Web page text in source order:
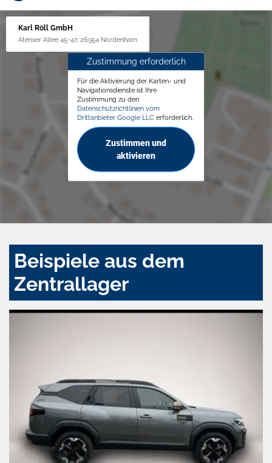
Karl Röll GmbH
Atenser Allee 45-47, 26954 Nordenham
Zustimmung erforderlich
Für die Aktivierung der Karten- und
Navigationsdienste ist Ihre
Zustimmung zu den
Datenschutzrichtlinien vom
Drittanbieter Google LLC erforderlich.
Zustimmen und
aktivieren
Beispiele aus dem
Zentrallager